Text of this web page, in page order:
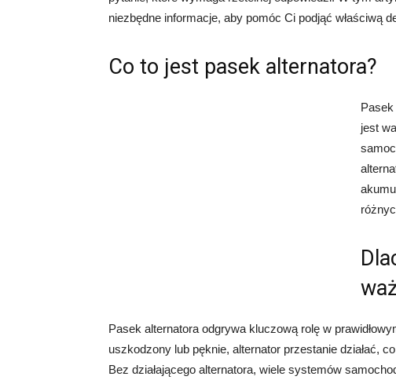
niezbędne informacje, aby pomóc Ci podjąć właściwą
Co to jest pasek alternatora?
jest
Pasek alternatora odgrywa kluczową rolę w
uszkodzony lub pęknie, alternator przestanie działać,
Bez działającego alternatora, wiele systemów